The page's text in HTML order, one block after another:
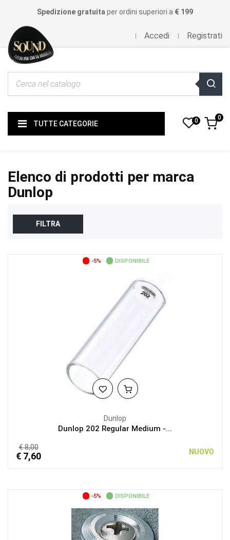
Spedizione gratuita per ordini superiori a € 199
Accedi Registrati
TUTTE CATEGORIE 0 0
Elenco di prodotti per marca
Dunlop
FILTRA
-5% DISPONIBILE
Dunlop
Dunlop 202 Regular Medium -...
€ 8,00
€ 7,60 NUOVO
-5% DISPONIBILE